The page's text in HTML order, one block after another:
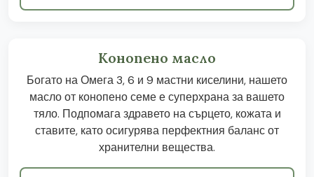
Конопено масло
Богато на Омега 3, 6 и 9 мастни киселини, нашето
масло от конопено семе е суперхрана за вашето
тяло. Подпомага здравето на сърцето, кожата и
ставите, като осигурява перфектния баланс от
хранителни вещества.